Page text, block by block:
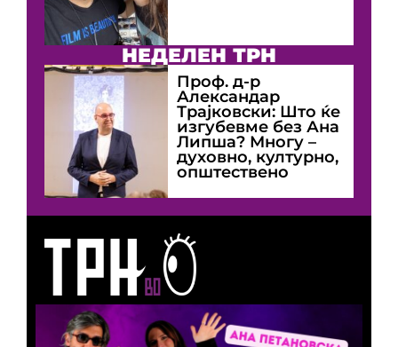
НЕДЕЛЕН ТРН
Проф. д-р
Александар
Трајковски: Што ќе
изгубевме без Ана
Липша? Многу –
духовно, културно,
општествено